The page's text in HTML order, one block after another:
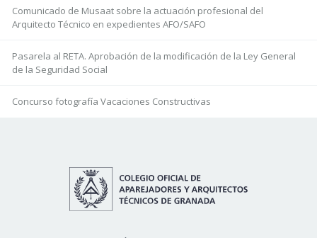
Comunicado de Musaat sobre la actuación profesional del
Arquitecto Técnico en expedientes AFO/SAFO
Pasarela al RETA. Aprobación de la modificación de la Ley General
de la Seguridad Social
Concurso fotografía Vacaciones Constructivas